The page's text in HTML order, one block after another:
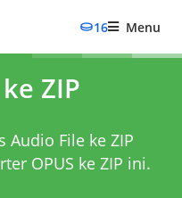
16 Menu
ZIP
Audio File ke ZIP
OPUS ke ZIP ini.